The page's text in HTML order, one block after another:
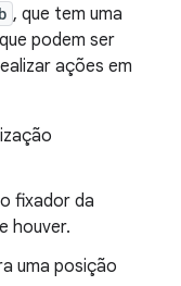
, que tem uma
que podem ser
ações em
fixador da
houver.
uma posição